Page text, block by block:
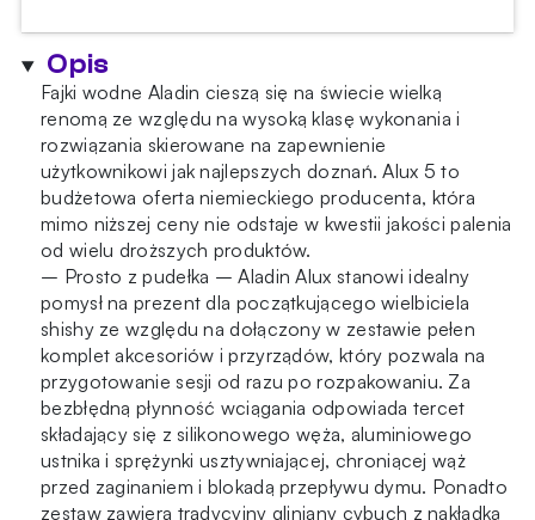
Silver
Opis
Fajki wodne Aladin cieszą się na świecie wielką
renomą ze względu na wysoką klasę wykonania i
rozwiązania skierowane na zapewnienie
użytkownikowi jak najlepszych doznań. Alux 5 to
budżetowa oferta niemieckiego producenta, która
mimo niższej ceny nie odstaje w kwestii jakości palenia
od wielu droższych produktów.
– Prosto z pudełka – Aladin Alux stanowi idealny
pomysł na prezent dla początkującego wielbiciela
shishy ze względu na dołączony w zestawie pełen
komplet akcesoriów i przyrządów, który pozwala na
przygotowanie sesji od razu po rozpakowaniu. Za
bezbłędną płynność wciągania odpowiada tercet
składający się z silikonowego węża, aluminiowego
ustnika i sprężynki usztywniającej, chroniącej wąż
przed zaginaniem i blokadą przepływu dymu. Ponadto
zestaw zawiera tradycyjny gliniany cybuch z nakładką